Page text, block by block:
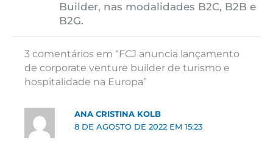
Builder, nas modalidades B2C, B2B e
B2G.
3 comentários em “FCJ anuncia lançamento
de corporate venture builder de turismo e
hospitalidade na Europa”
ANA CRISTINA KOLB
8 DE AGOSTO DE 2022 EM 15:23